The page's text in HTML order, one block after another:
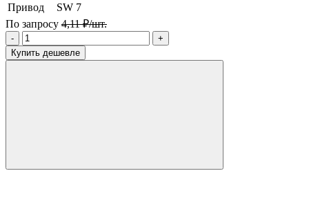
Привод
SW 7
По запросу 4,11 ₽/шт.
-
+
Купить дешевле